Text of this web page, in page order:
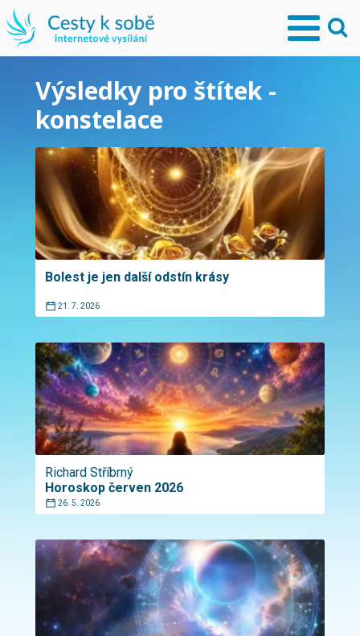
Výsledky pro štítek -
konstelace
Bolest je jen další odstín krásy
21. 7. 2026
Richard Stříbrný
Horoskop červen 2026
26. 5. 2026